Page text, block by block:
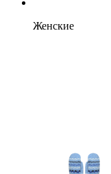
Женские